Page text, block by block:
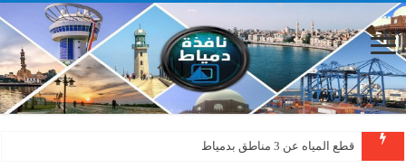
قطع المياه عن 3 مناطق بدمياط